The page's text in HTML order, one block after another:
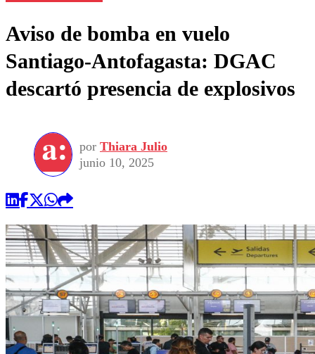
Aviso de bomba en vuelo
Santiago-Antofagasta: DGAC
descartó presencia de explosivos
por Thiara Julio
junio 10, 2025